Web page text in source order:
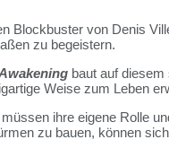
Blockbuster von Denis
zu begeistern.
baut auf
Weise zum Leben
ihre eigene Rolle
zu bauen, können